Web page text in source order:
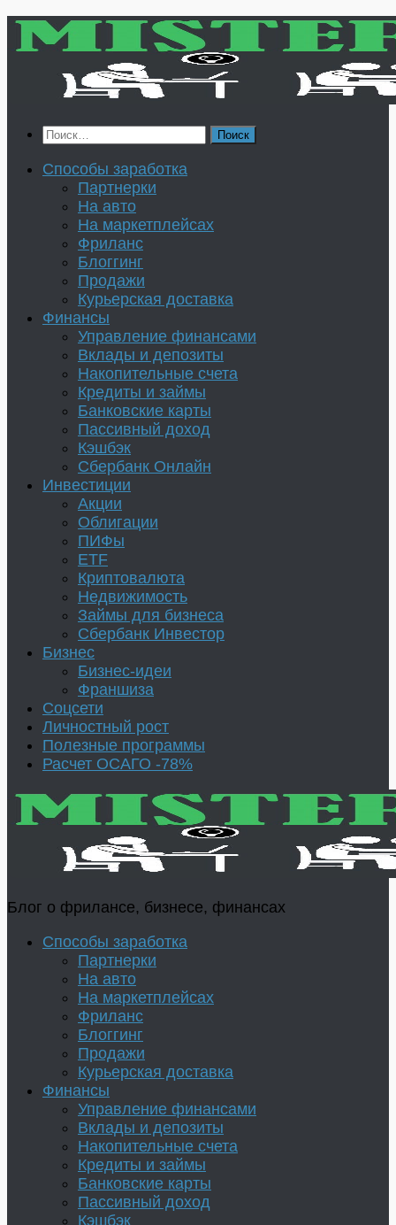
Перейти
Найти:
Способы заработка
Партнерки
На авто
На маркетплейсах
Фриланс
Блоггинг
Продажи
Курьерская доставка
Финансы
Управление финансами
Вклады и депозиты
Накопительные счета
Кредиты и займы
Банковские карты
Пассивный доход
Кэшбэк
Сбербанк Онлайн
Инвестиции
Акции
Облигации
ПИФы
ETF
Криптовалюта
Недвижимость
Займы для бизнеса
Сбербанк Инвестор
Бизнес
Бизнес-идеи
Франшиза
Соцсети
Личностный рост
Полезные программы
Расчет ОСАГО -78%
Блог о фрилансе, бизнесе, финансах
Способы заработка
Партнерки
На авто
На маркетплейсах
Фриланс
Блоггинг
Продажи
Курьерская доставка
Финансы
Управление финансами
Вклады и депозиты
Накопительные счета
Кредиты и займы
Банковские карты
Пассивный доход
Кэшбэк